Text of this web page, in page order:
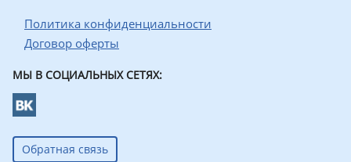
Политика конфиденциальности
Договор оферты
МЫ В СОЦИАЛЬНЫХ СЕТЯХ:
Обратная связь